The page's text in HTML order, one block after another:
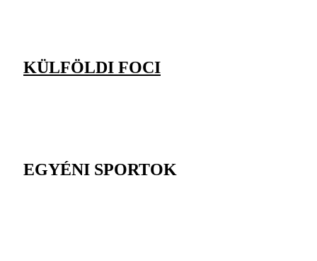
KÜLFÖLDI FOCI
EGYÉNI SPORTOK